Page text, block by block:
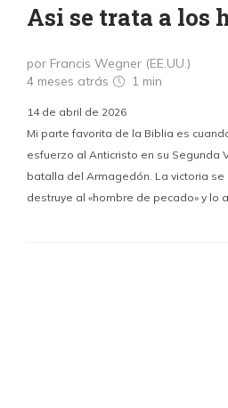
Asi se trata a los
por Francis Wegner (EE.UU.)
4 meses atrás
1 min
14 de abril de 2026
Mi parte favorita de la Biblia es
esfuerzo al Anticristo en su Segunda
batalla del Armagedón. La victoria se
destruye al «hombre de pecado» y lo